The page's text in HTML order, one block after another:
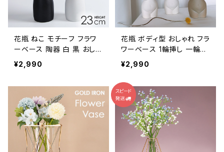
花瓶 ねこ モチーフ フラワ
ーベース 陶器 白 黒 おしゃ
れ 置物 NTFV021
¥2,990
花瓶 ボディ型 おしゃれ フラ
ワーベース 1輪挿し 一輪挿
し NTFV001
¥2,990